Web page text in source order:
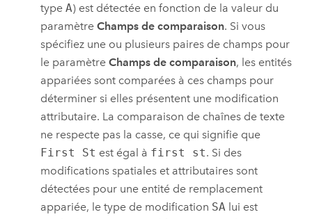
typeA) est détectée en fonction de la valeur du
paramètreChamps de comparaison. Si vous
spécifiez une ou plusieurs paires de champs pour
le paramètreChamps de comparaison, les entités
appariées sont comparées à ces champs pour
déterminer si elles présentent une modification
attributaire. La comparaison de chaînes de texte
ne respecte pas la casse, ce qui signifie que
First St est égal à first st. Si des
modifications spatiales et attributaires sont
détectées pour une entité de remplacement
appariée, le type de modification SA lui est